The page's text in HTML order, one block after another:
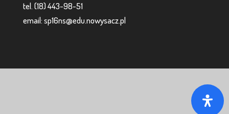
tel. (18) 443-98-51
email: sp16ns@edu.nowysacz.pl